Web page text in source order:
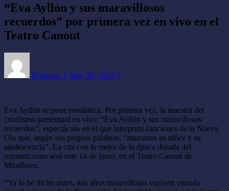
“Eva Ayllón y sus maravillosos
recuerdos” por primera vez en vivo en el
Teatro Canout
Redactor 1 May 30, 2024 0
Eva Ayllón se pone romántica. Por primera vez, la maestra del
criollismo presentará en vivo: “Eva Ayllón y sus maravillosos
recuerdos”, espectáculo en el que interpreta canciones de la Nueva
Ola que, según sus propias palabras, “marcaron su niñez y su
adolescencia”. La cita con lo mejor de la época dorada del
romanticismo será este 14 de junio, en el Teatro Canout de
Miraflores.
“Ya lo he dicho antes, mis años maravillosos vuelven cuando